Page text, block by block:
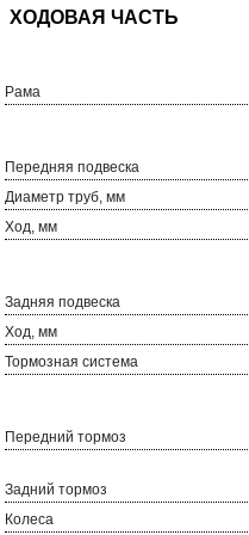
Рама
Передняя подвеска
Диаметр труб, мм
Ход, мм
Задняя подвеска
Ход, мм
Тормозная система
Передний тормоз
Задний тормоз
Колеса